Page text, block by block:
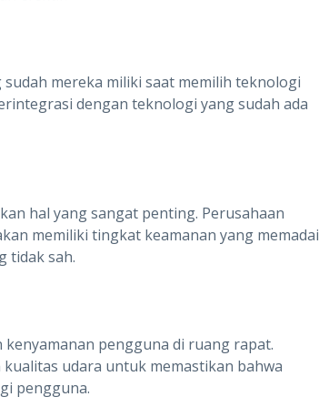
mereka miliki saat memilih teknologi
dengan teknologi yang sudah ada
hal yang sangat penting. Perusahaan
memiliki tingkat keamanan yang memadai
tidak sah.
pengguna di ruang rapat.
udara untuk memastikan bahwa
pengguna.